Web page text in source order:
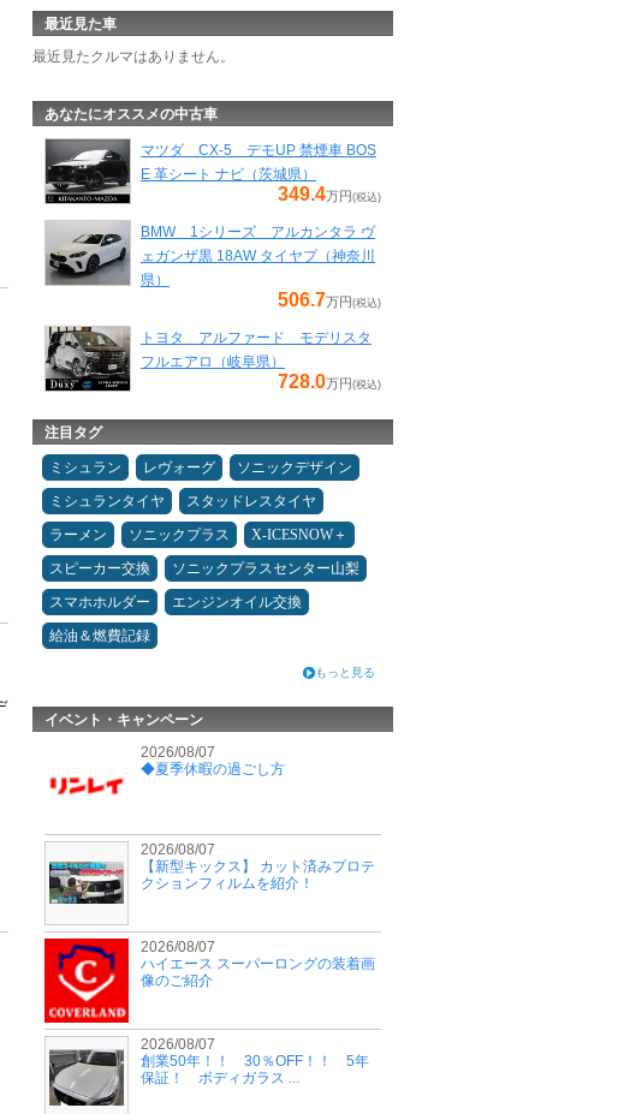
最近見た車
最近見たクルマはありません。
あなたにオススメの中古車
マツダ CX-5 デモUP 禁煙車 BOS
E 革シート ナビ（茨城県）
349.4万円(税込)
BMW 1シリーズ アルカンタラ ヴ
ェガンザ黒 18AW タイヤプ（神奈川
県）
506.7万円(税込)
トヨタ アルファード モデリスタ
フルエアロ（岐阜県）
728.0万円(税込)
注目タグ
ミシュラン レヴォーグ
ソニックデザイン
ミシュランタイヤ
スタッドレスタイヤ
ラーメン
ソニックプラス
X-ICESNOW＋
スピーカー交換
ソニックプラスセンター山梨
スマホホルダー
エンジンオイル交換
給油＆燃費記録
もっと見る
イベント・キャンペーン
2026/08/07
◆夏季休暇の過ごし方
2026/08/07
【新型キックス】 カット済みプロテ
クションフィルムを紹介！
2026/08/07
ハイエース スーパーロングの装着画
像のご紹介
2026/08/07
創業50年！！ 30％OFF！！ 5年
保証！ ボディガラス ...